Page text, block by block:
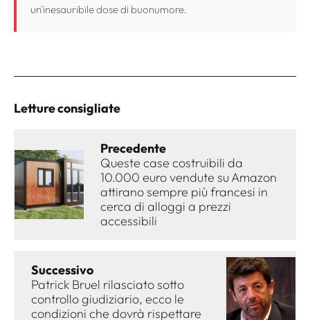
un'inesauribile dose di buonumore.
Letture consigliate
Precedente
Queste case costruibili da
10.000 euro vendute su Amazon
attirano sempre più francesi in
cerca di alloggi a prezzi
accessibili
Successivo
Patrick Bruel rilasciato sotto
controllo giudiziario, ecco le
condizioni che dovrà rispettare